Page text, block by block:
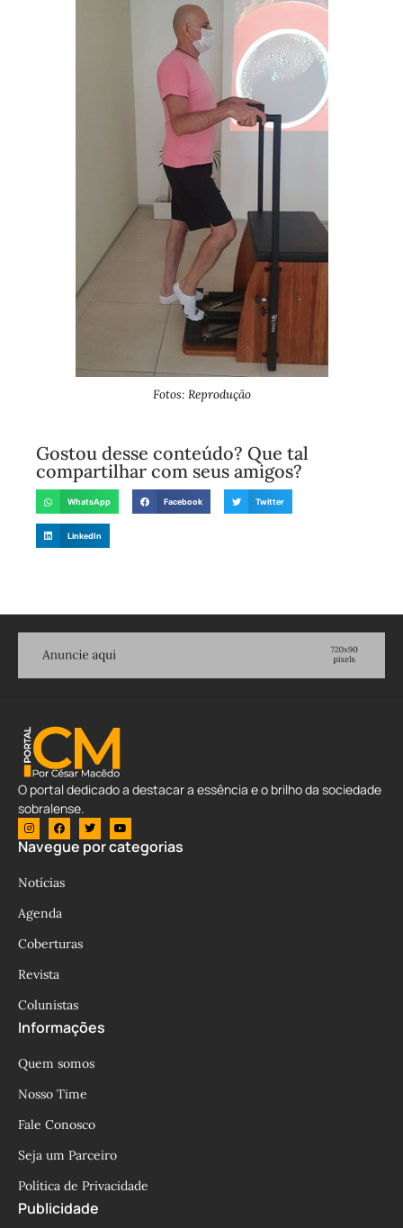
Fotos: Reprodução
Gostou desse conteúdo? Que tal
compartilhar com seus amigos?
WhatsApp Facebook Twitter
LinkedIn
O portal dedicado a destacar a essência e o brilho da sociedade
sobralense.
Navegue por categorias
Notícias
Agenda
Coberturas
Revista
Colunistas
Informações
Quem somos
Nosso Time
Fale Conosco
Seja um Parceiro
Política de Privacidade
Publicidade